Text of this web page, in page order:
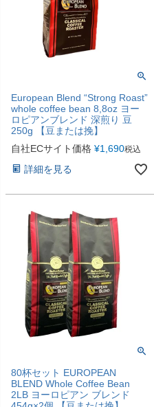
European Blend “Strong Roast”
whole coffee bean 8,8oz ヨー
ロピアンブレンド 深煎り 豆
250g 【豆または挽】
自社ECサイト価格 ¥1,690税込
詳細を見る
80杯セット EUROPEAN
BLEND Whole Coffee Bean
2LB ヨーロピアン ブレンド